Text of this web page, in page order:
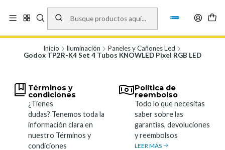
Vísita nuestro local en Los Agustinos 5478, Ñuñoa. Lunes a Viernes 9.30 a
19.00, Sábados 10:00 a 19:00 y Domingos de 10:00 a 17:00
Inicio Iluminación
Paneles y Cañones Led
Godox TP2R-K4 Set 4 Tubos KNOWLED Pixel RGB LED
Términos y
condiciones
¿Tienes
dudas? Tenemos toda la
información clara en
nuestro Términos y
condiciones
Política de
reembolso
Todo lo que necesitas
saber sobre las
garantías, devoluciones
y reembolsos
LEER MÁS